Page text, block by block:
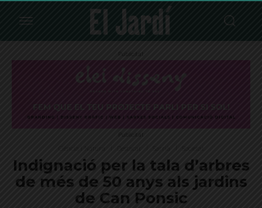
Publicitat
Publicitat
Indignació per la tala d’arbres
de més de 50 anys als jardins
de Can Ponsic